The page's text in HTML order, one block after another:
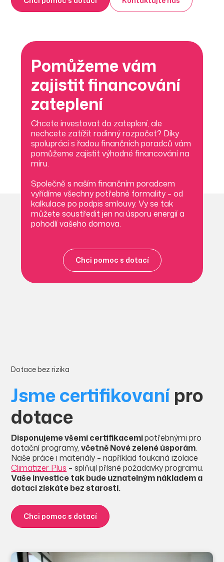
Pomůžeme vám
zajistit financování
zateplení
Chcete investovat do zateplení, ale
nechcete zatížit rodinný rozpočet? Díky
spolupráci s řadou finančních poradců vám
pomůžeme zajistit výhodné financování na
míru.
Společně s naším finančním poradcem
vyřídíme všechny potřebné formality – od
kalkulace po podpis smlouvy. Vy se tak
můžete soustředit jen na úsporu energií a
pohodlí vašeho domova.
Chci pomoc s dotací
Dotace bez rizika
Jsme certifikovanípro
dotace
Disponujeme všemi certifikacemipotřebnými pro
dotační programy,včetně Nové zelené úsporám.
Naše práce i materiály – například foukaná izolace
Climatizer Plus – splňují přísné požadavky programu.
Vaše investice tak bude uznatelným nákladem a
dotaci získáte bez starostí.
Chci pomoc s dotací